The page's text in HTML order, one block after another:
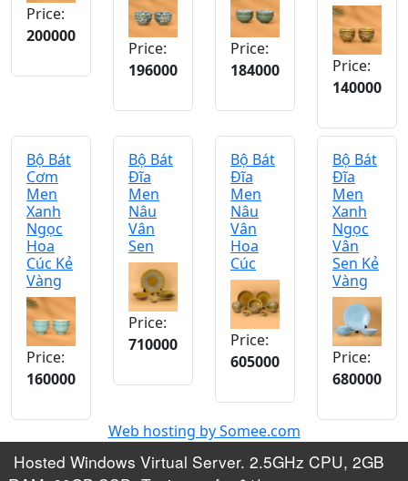
Price:
200000
Price:
196000
Price:
184000
Price:
140000
Bộ Bát
Cơm
Men
Xanh
Ngọc
Hoa
Cúc Kẻ
Vàng
Price:
160000
Bộ Bát
Đĩa
Men
Nâu
Vân
Sen
Price:
710000
Bộ Bát
Đĩa
Men
Nâu
Vân
Hoa
Cúc
Price:
605000
Bộ Bát
Đĩa
Men
Xanh
Ngọc
Vân
Sen Kẻ
Vàng
Price:
680000
Web hosting by Somee.com
Hosted Windows Virtual Server. 2.5GHz CPU, 2GB